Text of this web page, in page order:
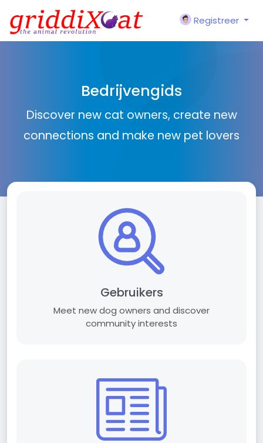
Registreer
Bedrijvengids
Discover new cat owners, create new
connections and make new pet lovers
Gebruikers
Meet new dog owners and discover
community interests